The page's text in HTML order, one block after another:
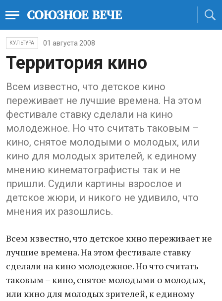
КУЛЬТУРА 01 августа 2008
Территория кино
Всем известно, что детское кино
переживает не лучшие времена. На этом
фестивале ставку сделали на кино
молодежное. Но что считать таковым –
кино, снятое молодыми о молодых, или
кино для молодых зрителей, к единому
мнению кинематографисты так и не
пришли. Судили картины взрослое и
детское жюри, и никого не удивило, что
мнения их разошлись.
Всем известно, что детское кино переживает не
лучшие времена. На этом фестивале ставку
сделали на кино молодежное. Но что считать
таковым – кино, снятое молодыми о молодых,
или кино для молодых зрителей, к единому